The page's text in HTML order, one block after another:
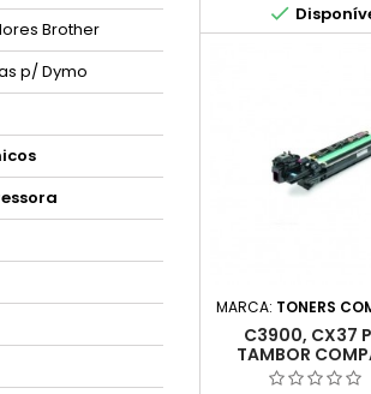
Brother
p/ Dymo

MARCA: TONERS
C3900, CX37
TAMBOR